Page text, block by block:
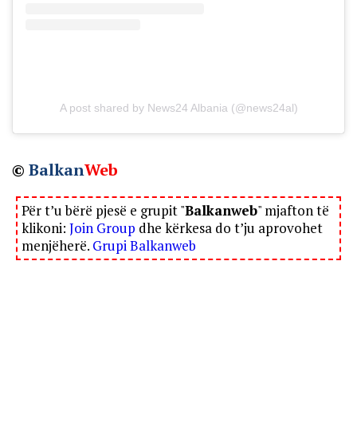
A post shared by News24 Albania (@news24al)
© BalkanWeb
Për t’u bërë pjesë e grupit "Balkanweb" mjafton të
klikoni: Join Group dhe kërkesa do t’ju aprovohet
menjëherë. Grupi Balkanweb